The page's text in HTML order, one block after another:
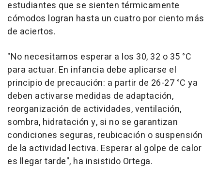
estudiantes que se sienten térmicamente
cómodos logran hasta un cuatro por ciento más
de aciertos.
"No necesitamos esperar a los 30, 32 o 35 °C
para actuar. En infancia debe aplicarse el
principio de precaución: a partir de 26-27 °C ya
deben activarse medidas de adaptación,
reorganización de actividades, ventilación,
sombra, hidratación y, si no se garantizan
condiciones seguras, reubicación o suspensión
de la actividad lectiva. Esperar al golpe de calor
es llegar tarde", ha insistido Ortega.